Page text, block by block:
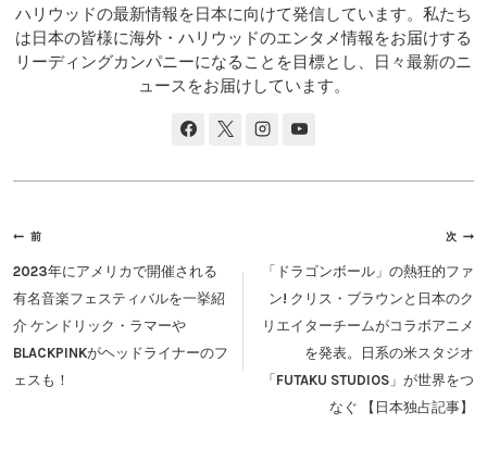
ハリウッドの最新情報を日本に向けて発信しています。私たち
は日本の皆様に海外・ハリウッドのエンタメ情報をお届けする
リーディングカンパニーになることを目標とし、日々最新のニ
ュースをお届けしています。
投
稿
ナ
ビ
ゲ
ー
前
2023年にアメリカで開催される
有名音楽フェスティバルを一挙紹
介 ケンドリック・ラマーや
BLACKPINKがヘッドライナーのフ
ェスも！
次
「ドラゴンボール」の熱狂的ファ
ン! クリス・ブラウンと日本のク
リエイターチームがコラボアニメ
を発表。日系の米スタジオ
「FUTAKU STUDIOS」が世界をつ
なぐ 【日本独占記事】